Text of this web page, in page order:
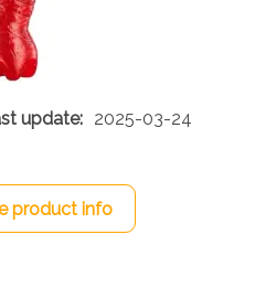
2025-03-24
product info